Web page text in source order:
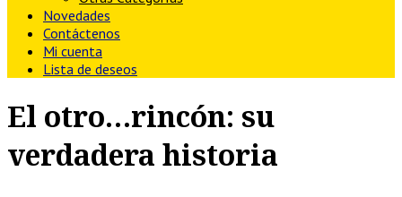
Novedades
Contáctenos
Mi cuenta
Lista de deseos
El otro…rincón: su
verdadera historia